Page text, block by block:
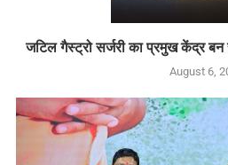
जटिल गैस्ट्रो सर्जरी का प्रमुख केंद्र
August 6,